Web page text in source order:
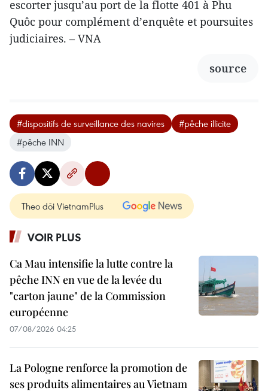
escorter jusqu’au port de la flotte 401 à Phu
Quôc pour complément d’enquête et poursuites
judiciaires. – VNA
source
#dispositifs de surveillance des navires
#pêche illicite
#pêche INN
Theo dõi VietnamPlus
VOIR PLUS
Ca Mau intensifie la lutte contre la
pêche INN en vue de la levée du
"carton jaune" de la Commission
européenne
07/08/2026 04:25
La Pologne renforce la promotion de
ses produits alimentaires au Vietnam